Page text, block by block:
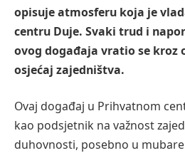
opisuje atmosferu koja je
centru Duje. Svaki trud i
ovog događaja vratio se kroz
osjećaj zajedništva.
Ovaj događaj u Prihvatnom
kao podsjetnik na važnost
duhovnosti, posebno u